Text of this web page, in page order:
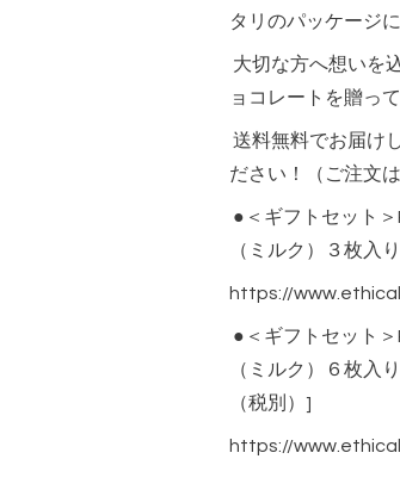
タリのパッケージ
大切な方へ想いを
ョコレートを贈っ
送料無料でお届け
ださい！（ご注文
●＜ギフトセット
（ミルク）３枚入
https://
●＜ギフトセット
（ミルク）６枚入
（税別）]
https://